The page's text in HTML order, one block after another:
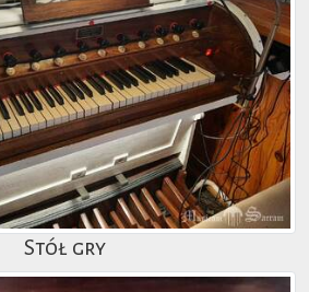
Stół gry